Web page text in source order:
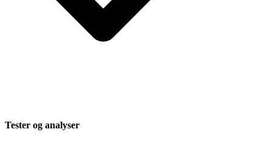
Tester og analyser